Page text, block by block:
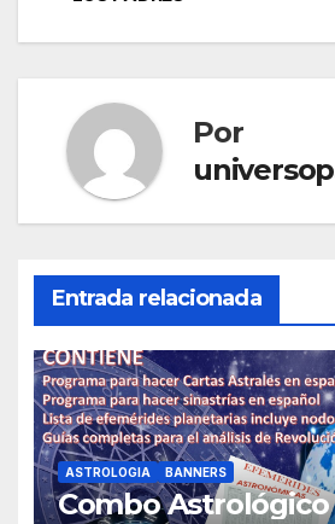
de
Por
Entrada relacionada
ASTROLOGIA BANNERS
Combo Astrológico